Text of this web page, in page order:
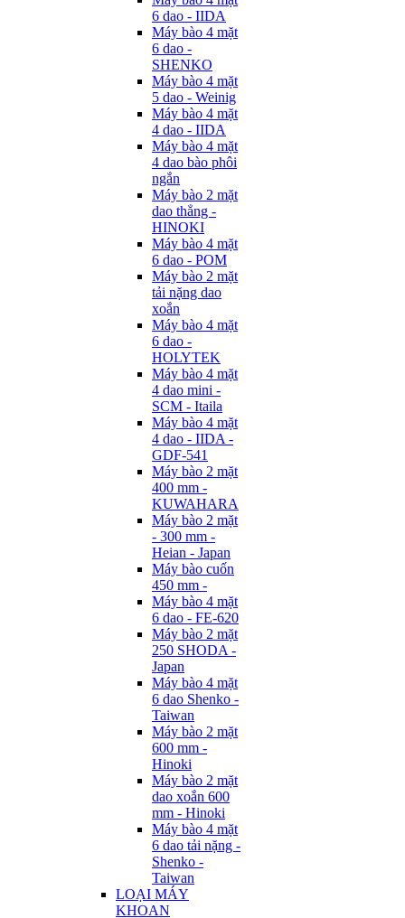
6 dao - IIDA
Máy bào 4 mặt
6 dao -
SHENKO
Máy bào 4 mặt
5 dao - Weinig
Máy bào 4 mặt
4 dao - IIDA
Máy bào 4 mặt
4 dao bào phôi
ngắn
Máy bào 2 mặt
dao thẳng -
HINOKI
Máy bào 4 mặt
6 dao - POM
Máy bào 2 mặt
tải nặng dao
xoắn
Máy bào 4 mặt
6 dao -
HOLYTEK
Máy bào 4 mặt
4 dao mini -
SCM - Itaila
Máy bào 4 mặt
4 dao - IIDA -
GDF-541
Máy bào 2 mặt
400 mm -
KUWAHARA
Máy bào 2 mặt
- 300 mm -
Heian - Japan
Máy bào cuốn
450 mm -
Máy bào 4 mặt
6 dao - FE-620
Máy bào 2 mặt
250 SHODA -
Japan
Máy bào 4 mặt
6 dao Shenko -
Taiwan
Máy bào 2 mặt
600 mm -
Hinoki
Máy bào 2 mặt
dao xoắn 600
mm - Hinoki
Máy bào 4 mặt
6 dao tải nặng -
Shenko -
Taiwan
LOẠI MÁY
KHOAN